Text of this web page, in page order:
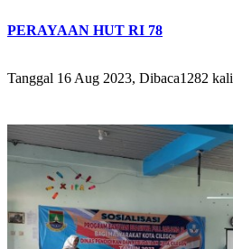
PERAYAAN HUT RI 78
Tanggal 16 Aug 2023, Dibaca1282 kali